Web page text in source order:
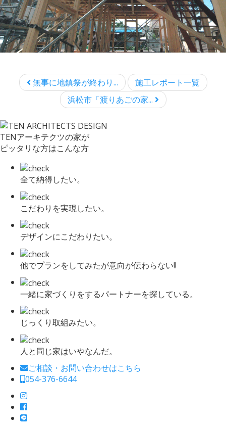
無事に地鎮祭が終わり...
施工レポート一覧
浜松市「渡りあごの家...
TENアーキテクツの家が
ピッタリな方はこんな方
全て納得したい。
こだわりを実現したい。
デザインにこだわりたい。
他でプランをしてみたが意向が伝わらない!!
一緒に家づくりをするパートナーを探している。
じっくり取組みたい。
人と同じ家はいやなんだ。
ご相談・お問い合わせはこちら
054-376-6644